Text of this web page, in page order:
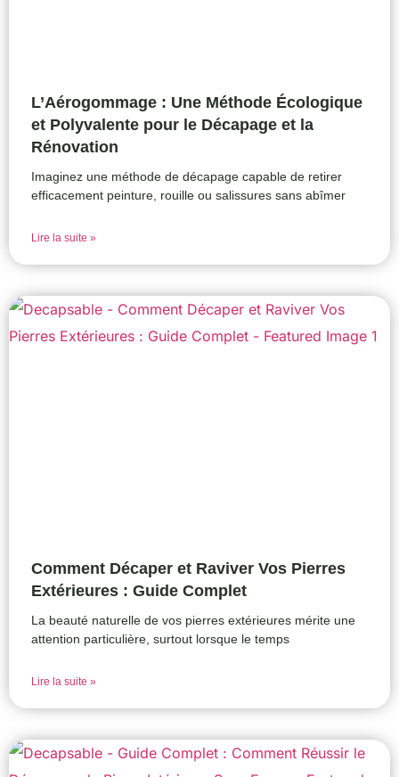
L’Aérogommage : Une Méthode Écologique
et Polyvalente pour le Décapage et la
Rénovation
Imaginez une méthode de décapage capable de retirer
efficacement peinture, rouille ou salissures sans abîmer
Lire la suite »
Comment Décaper et Raviver Vos Pierres
Extérieures : Guide Complet
La beauté naturelle de vos pierres extérieures mérite une
attention particulière, surtout lorsque le temps
Lire la suite »